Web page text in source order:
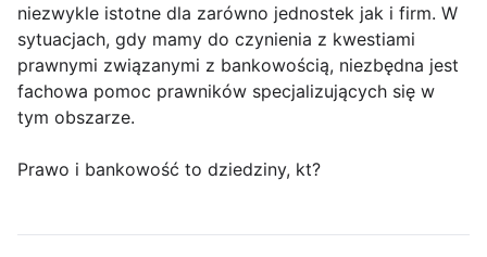
niezwykle istotne dla zarówno jednostek jak i firm. W
sytuacjach, gdy mamy do czynienia z kwestiami
prawnymi związanymi z bankowością, niezbędna jest
fachowa pomoc prawników specjalizujących się w
tym obszarze.
Prawo i bankowość to dziedziny, kt?